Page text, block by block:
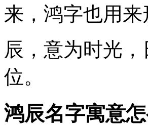
来，鸿字也用
辰 ，意为时光
位。
鸿辰名字寓意